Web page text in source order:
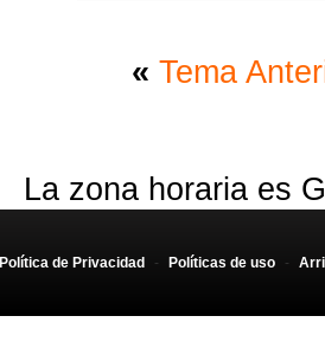
« Tema
La zona horaria es
Política de Privacidad - Políticas de uso -